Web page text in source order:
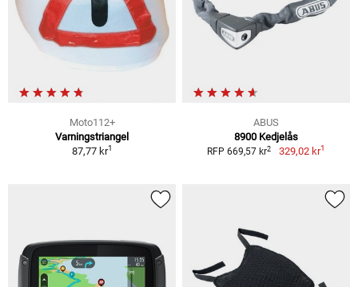
Moto112+
Varningstriangel
87,77 kr1
ABUS
8900 Kedjelås
RFP 669,57 kr2 329,02 kr1